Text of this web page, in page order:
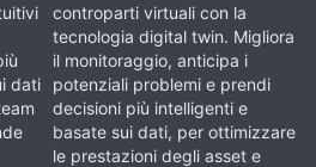
dati
controparti virtuali con la
tecnologia digital twin. Migliora
il monitoraggio, anticipa i
potenziali problemi e prendi
decisioni più intelligenti e
basate sui dati, per ottimizzare
le prestazioni degli asset e